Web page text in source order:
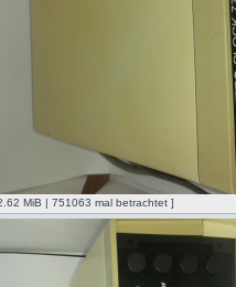
MiB | 751063 mal betrachtet ]